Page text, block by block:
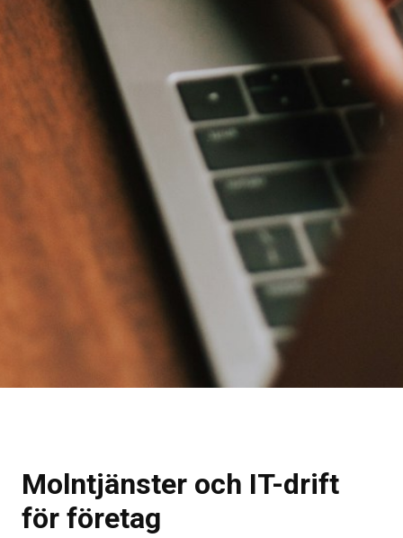
Molntjänster och IT-drift
för företag